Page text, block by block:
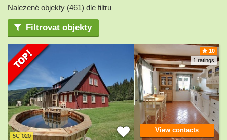
Nalezené objekty (461) dle filtru
Filtrovat objekty
10
1 ratings
5C-020
View contacts